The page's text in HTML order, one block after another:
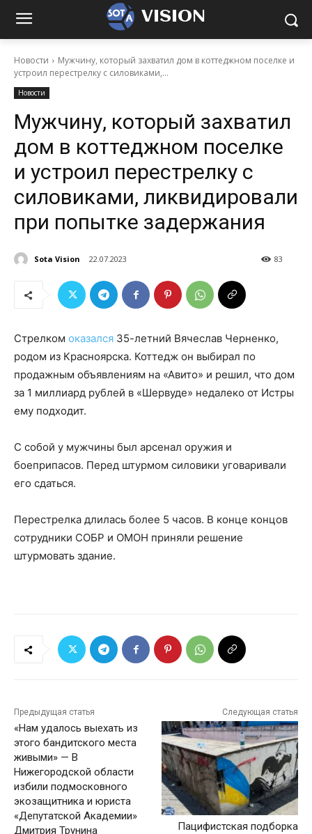
VISION
Новости
Мужчину, который захватил дом в коттеджном поселке и
устроил перестрелку с силовиками,...
Новости
Мужчину, который захватил
дом в коттеджном поселке
и устроил перестрелку с
силовиками, ликвидировали
при попытке задержания
Sota Vision 22.07.2023 83
Стрелком оказался 35-летний Вячеслав Черненко,
родом из Красноярска. Коттедж он выбирал по
продажным объявлениям на «Авито» и решил, что дом
за 1 миллиард рублей в «Шервуде» недалеко от Истры
ему подходит.
С собой у мужчины был арсенал оружия и
боеприпасов. Перед штурмом силовики уговаривали
его сдаться.
Перестрелка длилась более 5 часов. В конце концов
сотрудники СОБР и ОМОН приняли решение
штурмовать здание.
Предыдущая статья
«Нам удалось выехать из
этого бандитского места
живыми» — В
Нижегородской области
избили подмосковного
экозащитника и юриста
«Депутатской Академии»
Дмитрия Трунина
Следующая статья
Пацифистская подборка